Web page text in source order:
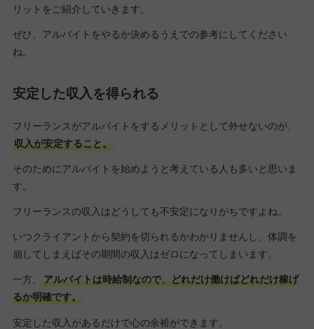
リットをご紹介していきます。
ぜひ、アルバイトをやるか決めるうえでの参考にしてください
ね。
安定した収入を得られる
フリーランスがアルバイトをするメリットとして外せないのが、
収入が安定すること。
そのためにアルバイトを始めようと考えている人も多いと思いま
す。
フリーランスの収入はどうしても不安定になりがちですよね。
いつクライアントから契約を切られるかわかりませんし、体調を
崩してしまえばその期間の収入はゼロになってしまいます。
一方、
アルバイトは時給制なので、どれだけ働けばどれだけ稼げ
るか明確です。
安定した収入があるだけで心の余裕ができます。